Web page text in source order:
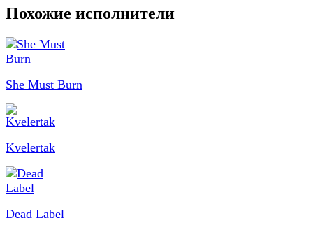
Похожие исполнители
She Must Burn
Kvelertak
Dead Label